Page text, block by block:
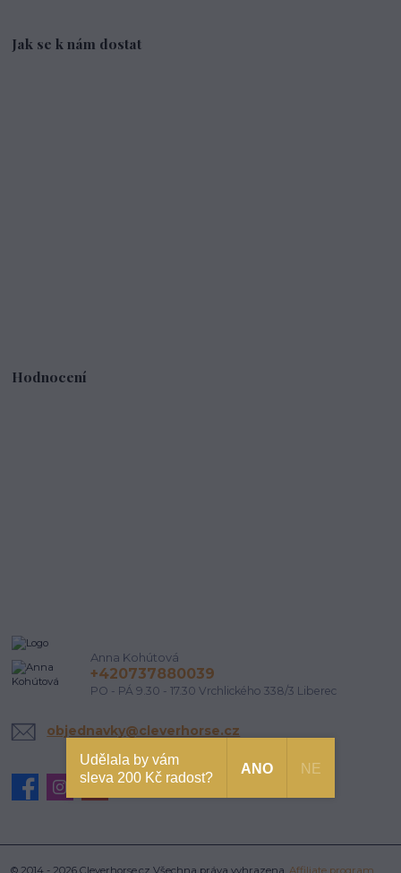
Jak se k nám dostat
Hodnocení
Anna Kohútová
+420737880039
PO - PÁ 9.30 - 17.30 Vrchlického 338/3 Liberec
objednavky@cleverhorse.cz
© 2014 - 2026 Cleverhorse.cz Všechna práva vyhrazena. Affiliate program
Udělala by vám
sleva 200 Kč radost?
ANO NE